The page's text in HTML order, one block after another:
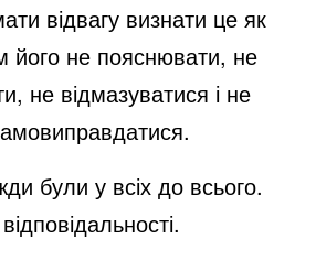
відвагу визнати це як
його не пояснювати, не
не відмазуватися і не
були у всіх до всього.